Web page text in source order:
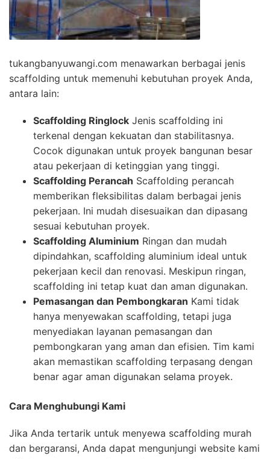
tukangbanyuwangi.com menawarkan berbagai jenis
scaffolding untuk memenuhi kebutuhan proyek Anda,
antara lain:
Scaffolding Ringlock Jenis scaffolding ini
terkenal dengan kekuatan dan stabilitasnya.
Cocok digunakan untuk proyek bangunan besar
atau pekerjaan di ketinggian yang tinggi.
Scaffolding Perancah Scaffolding perancah
memberikan fleksibilitas dalam berbagai jenis
pekerjaan. Ini mudah disesuaikan dan dipasang
sesuai kebutuhan proyek.
Scaffolding Aluminium Ringan dan mudah
dipindahkan, scaffolding aluminium ideal untuk
pekerjaan kecil dan renovasi. Meskipun ringan,
scaffolding ini tetap kuat dan aman digunakan.
Pemasangan dan Pembongkaran Kami tidak
hanya menyewakan scaffolding, tetapi juga
menyediakan layanan pemasangan dan
pembongkaran yang aman dan efisien. Tim kami
akan memastikan scaffolding terpasang dengan
benar agar aman digunakan selama proyek.
Cara Menghubungi Kami
Jika Anda tertarik untuk menyewa scaffolding murah
dan bergaransi, Anda dapat mengunjungi website kami